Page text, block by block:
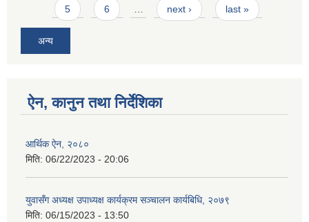
5 6 next › last »
अन्य
ऐन, कानुन तथा निर्देशिका
आर्थिक ऐन, २०८०
मिति: 06/22/2023 - 20:06
युवासँग अध्यक्ष उपाध्यक्ष कार्यक्रम सञ्चालन कार्यबिधि, २०७९
मिति: 06/15/2023 - 13:50